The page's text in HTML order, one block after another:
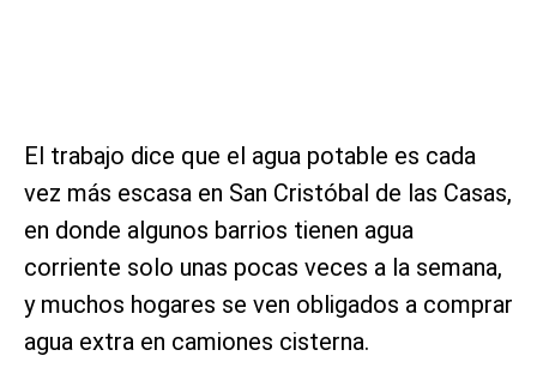
El trabajo dice que el agua potable es cada
vez más escasa en San Cristóbal de las Casas,
en donde algunos barrios tienen agua
corriente solo unas pocas veces a la semana,
y muchos hogares se ven obligados a comprar
agua extra en camiones cisterna.